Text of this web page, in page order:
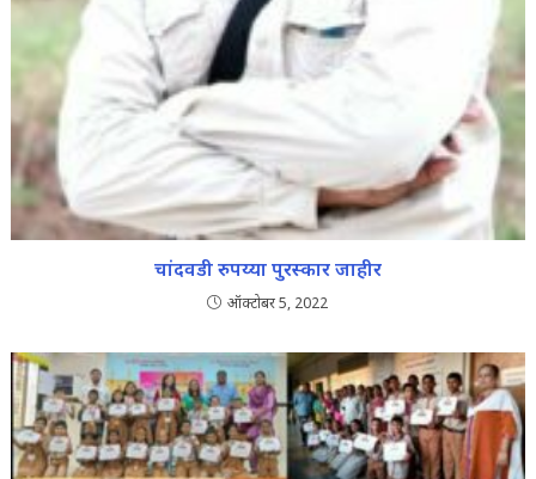
चांदवडी रुपय्या पुरस्कार जाहीर
ऑक्टोबर 5, 2022